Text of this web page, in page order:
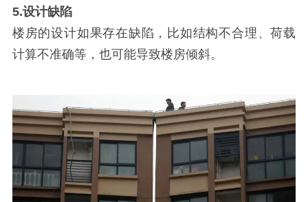
5.设计缺陷
楼房的设计如果存在缺陷，比如结构不合理、荷载
计算不准确等，也可能导致楼房倾斜。